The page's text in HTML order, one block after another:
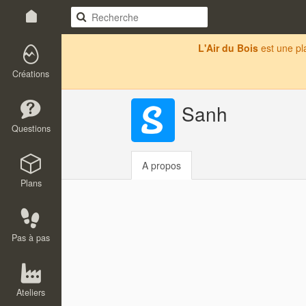
Créations
Questions
Plans
Pas à pas
Ateliers
L'Air du Bois est une
Sanh
A propos